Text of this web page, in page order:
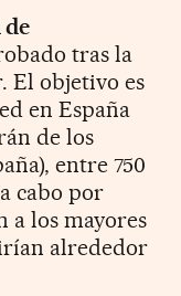
tras la
El objetivo es
en España
de los
entre 750
cabo por
a los mayores
alrededor